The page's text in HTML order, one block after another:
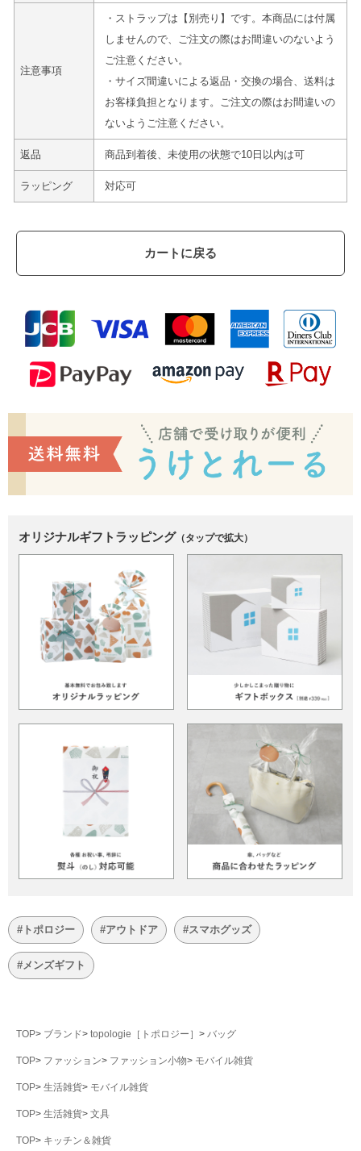
注意事項
・ストラップは【別売り】です。本商品には付属
しませんので、ご注文の際はお間違いのないよう
ご注意ください。
・サイズ間違いによる返品・交換の場合、送料は
お客様負担となります。ご注文の際はお間違いの
ないようご注意ください。
返品 商品到着後、未使用の状態で10日以内は可
ラッピング 対応可
カートに戻る
オリジナルギフトラッピング （タップで拡大）
#トポロジー #アウトドア #スマホグッズ
#メンズギフト
TOP ブランド topologie［トポロジー］ バッグ
TOP ファッション ファッション小物 モバイル雑貨
TOP 生活雑貨 モバイル雑貨
TOP 生活雑貨 文具
TOP キッチン＆雑貨